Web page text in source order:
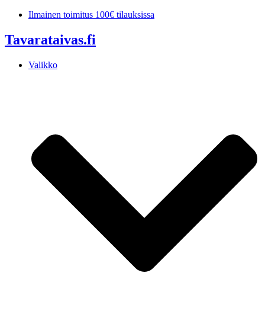
Mene
Ilmainen toimitus 100€ tilauksissa
Tavarataivas.fi
Valikko